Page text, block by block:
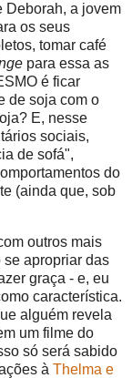
Deborah, a jovem
os seus
tomar café
para essa as
é ficar
de soja com o
E, nesse
sociais,
de sofá",
do
(ainda que, sob
outros mais
apropriar das
graça - e, eu
característica.
alguém revela
um filme do
só será sabido
à Thelma e